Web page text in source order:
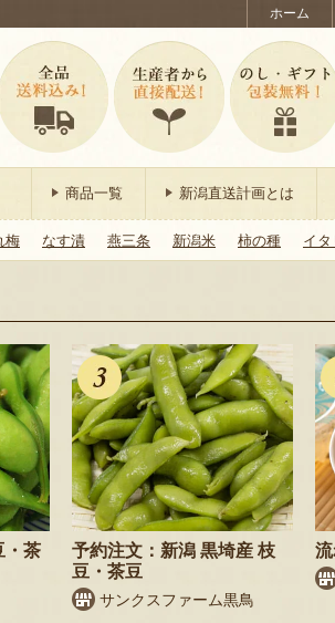
ホーム
商品一覧 新潟直送計画とは
梅 なす漬 燕三条 新潟米 柿の種 イタ
・茶
予約注文：新潟 黒埼産 枝
豆・茶豆
サンクスファーム黒鳥